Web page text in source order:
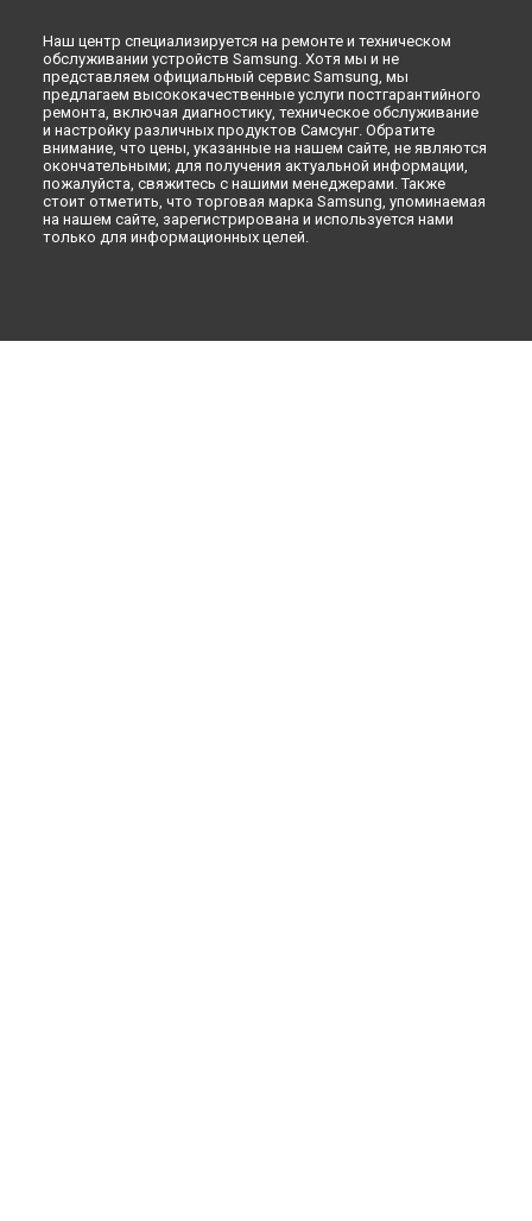
Наш центр специализируется на ремонте и техническом
обслуживании устройств Samsung. Хотя мы и не
представляем официальный сервис Samsung, мы
предлагаем высококачественные услуги постгарантийного
ремонта, включая диагностику, техническое обслуживание
и настройку различных продуктов Самсунг. Обратите
внимание, что цены, указанные на нашем сайте, не являются
окончательными; для получения актуальной информации,
пожалуйста, свяжитесь с нашими менеджерами. Также
стоит отметить, что торговая марка Samsung, упоминаемая
на нашем сайте, зарегистрирована и используется нами
только для информационных целей.